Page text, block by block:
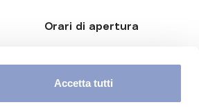
Accetta tutti
Orari di apertura